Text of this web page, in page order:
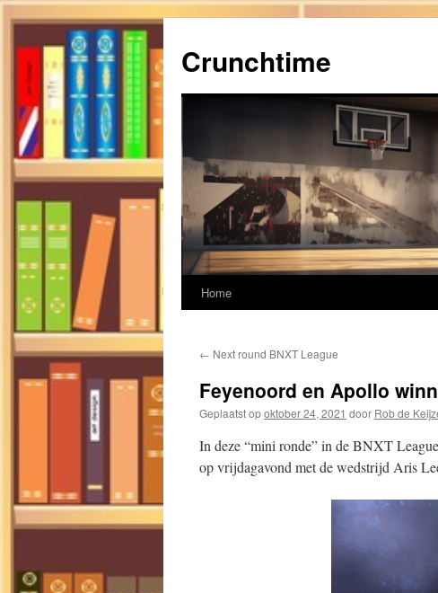
de
inhoud
Crunchtime
Home
← Next round BNXT League
Feyenoord en Apollo
Geplaatst opoktober 24, 2021 door Rob de
In deze “mini ronde” in de BNXT
op vrijdagavond met de wedstrijd Aris